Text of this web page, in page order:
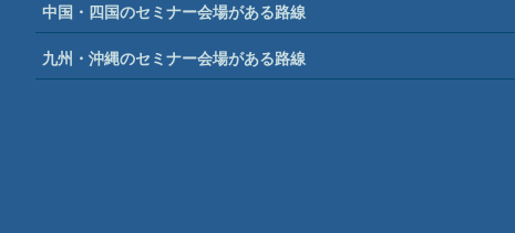
中国・四国のセミナー会場がある路線
九州・沖縄のセミナー会場がある路線